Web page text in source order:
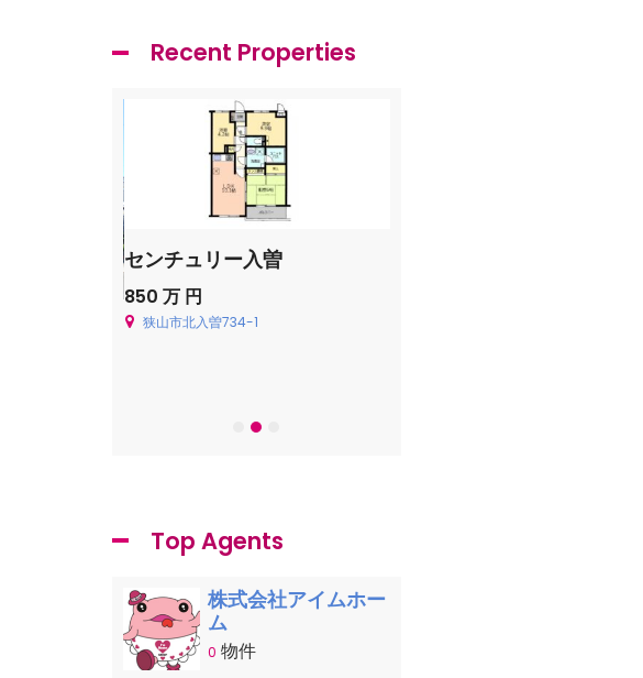
Recent Properties
センチュリー入曽
850 万 円
狭山市北入曽734-1
Top Agents
株式会社アイムホー
ム
0 物件